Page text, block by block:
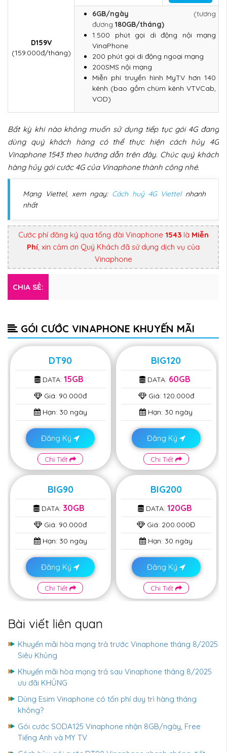
D159V
(159.000đ/tháng)
6GB/ngày (tương
đương 180GB/tháng)
1.500 phút gọi di động nội mạng
VinaPhone
200 phút gọi di động ngoại mạng
200SMS nội mạng
Miễn phí truyền hình MyTV hơn 140
kênh (bao gồm chùm kênh VTVCab,
VOD)
Bất kỳ khi nào không muốn sử dụng tiếp tục gói 4G đang
dùng quý khách hàng có thể thực hiện cách hủy 4G
Vinaphone 1543 theo hướng dẫn trên đây. Chúc quý khách
hàng hủy gói cước 4G của Vinaphone thành công nhé.
Mạng Viettel, xem ngay: Cách huỷ 4G Viettelnhanh
nhất
Cước phí đăng ký qua tổng đài Vinaphone 1543là Miễn
Phí, xin cảm ơn Quý Khách đã sử dụng dịch vụ của
Vinaphone
CHIA SẺ:
GÓI CƯỚC VINAPHONE KHUYẾN MÃI
DT90
DATA:15GB
Giá: 90.000đ
Hạn: 30 ngày
Đăng Ký
Chi Tiết
BIG120
DATA: 60GB
Giá: 120.000đ
Hạn: 30 ngày
Đăng Ký
Chi Tiết
BIG90
DATA: 30GB
Giá: 90.000đ
Hạn: 30 ngày
Đăng Ký
Chi Tiết
BIG200
DATA: 120GB
Giá: 200.000Đ
Hạn: 30 ngày
Đăng Ký
Chi Tiết
Bài viết liên quan
Khuyến mãi hòa mạng trả trước Vinaphone tháng 8/2025
Siêu Khủng
Khuyến mãi hòa mạng trả sau Vinaphone tháng 8/2025
ưu đãi KHỦNG
Dùng Esim Vinaphone có tốn phí duy trì hàng tháng
không?
Gói cước SODA125 Vinaphone nhận 8GB/ngày, Free
Tiếng Anh và MY TV